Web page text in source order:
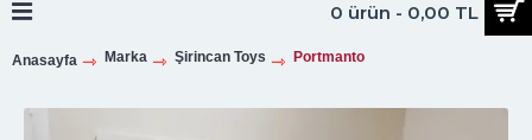
0 ürün - 0,00 TL
Anasayfa Marka Şirincan Toys Portmanto